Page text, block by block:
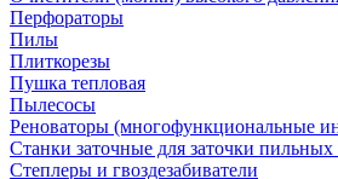
Перфораторы
Пилы
Плиткорезы
Пушка тепловая
Пылесосы
Реноваторы (многофункциональные
Станки заточные для заточки пильных
Степлеры и гвоздезабиватели